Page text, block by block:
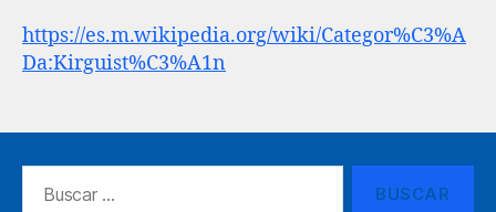
https://es.m.wikipedia.org/wiki/Categor%C3%A
Da:Kirguist%C3%A1n